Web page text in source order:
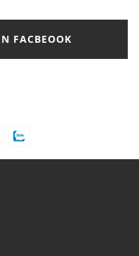
dây giày
FACBEOOK